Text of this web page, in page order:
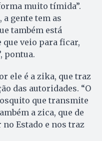
muito tímida”.
a gente tem as
também está
veio para ficar,
pontua.
ele é a zika, que traz
das autoridades. “O
que transmite
a zica, que de
Estado e nos traz